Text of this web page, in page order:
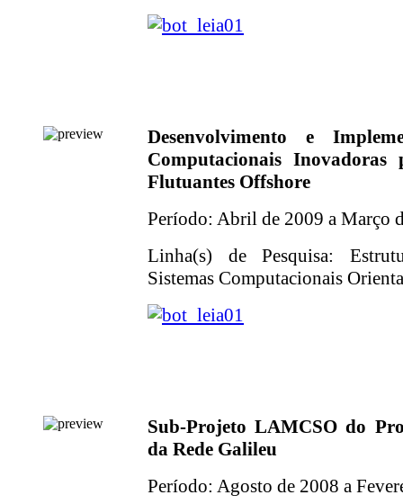
Desenvolvimento e
Computacionais Inovadoras
Flutuantes Offshore
Período: Abril de 2009 a Março
Linha(s) de Pesquisa:
Sistemas Computacionais
Sub-Projeto LAMCSO do
da Rede Galileu
Período: Agosto de 2008 a